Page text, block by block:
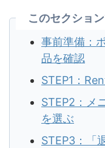
このセクショ
事前準備：
品を確認
STEP1：
STEP2：メ
を選ぶ
STEP3：「